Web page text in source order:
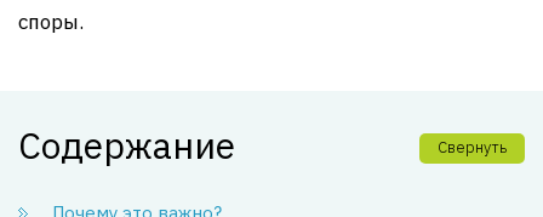
споры.
Содержание Свернуть